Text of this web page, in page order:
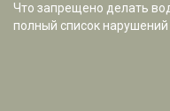
Что запрещено делать
полный список